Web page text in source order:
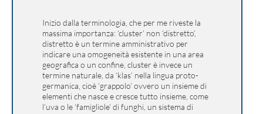
Inizio dalla terminologia, che per me riveste la
massima importanza: ‘cluster’ non ‘distretto’,
distretto è un termine amministrativo per
indicare una omogeneità esistente in una area
geografica o un confine, cluster è invece un
termine naturale, da ‘klas’ nella lingua proto-
germanica, cioè ‘grappolo’ ovvero un insieme di
elementi che nasce e cresce tutto insieme, come
l’uva o le ‘famigliole’ di funghi, un sistema di